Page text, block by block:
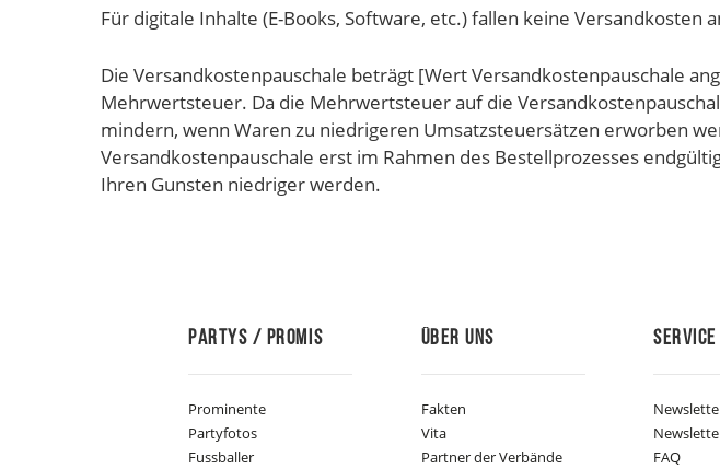
Für digitale Inhalte (E-Books, Software, etc.) fallen keine Versandkosten
Die Versandkostenpauschale beträgt [Wert Versandkostenpauschale
Mehrwertsteuer. Da die Mehrwertsteuer auf die
mindern, wenn Waren zu niedrigeren Umsatzsteuersätzen erworben
Versandkostenpauschale erst im Rahmen des Bestellprozesses
Ihren Gunsten niedriger werden.
Partys / Promis
Prominente
Partyfotos
Fussballer
Über Uns
Fakten
Vita
Partner der Verbände
Service
FAQ